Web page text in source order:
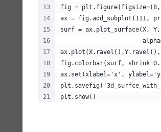
fig =
ax = fig.add_subplot(111,
surf = ax.plot_surface(X,
fig.colorbar(surf,
ax.set(xlabel='x',
plt.show()